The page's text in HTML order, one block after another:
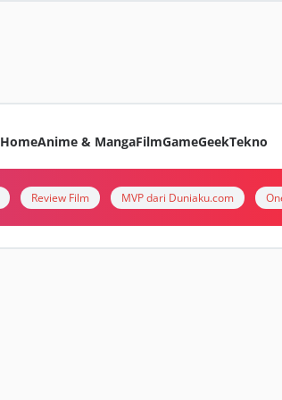
HomeAnime & MangaFilmGameGeekTekno
Review Film MVP dari Duniaku.com